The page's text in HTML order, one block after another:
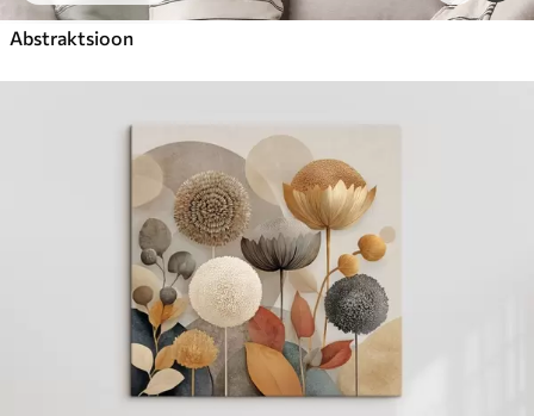
Abstraktsioon